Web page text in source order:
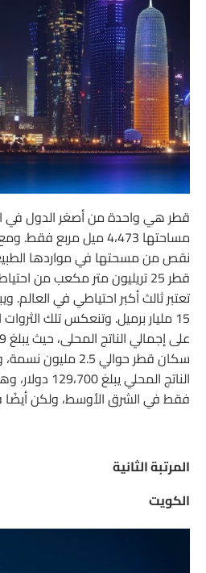
قطر هي واحدة من أصغر الدول في
مساحتها 4،473 ميل
نقص من مسحتها في مواردها
قطر 25 تريليون متر مكعب من
تعتبر ثالث أكبر احتياطي في العالم.
15 مليار برميل. وتنعكس تلك
سكان قطر حوالي 2.5
الناتج
فقط في الشرق الأوسط، ولكن أيضًا
المرتبة الثانية
الكويت